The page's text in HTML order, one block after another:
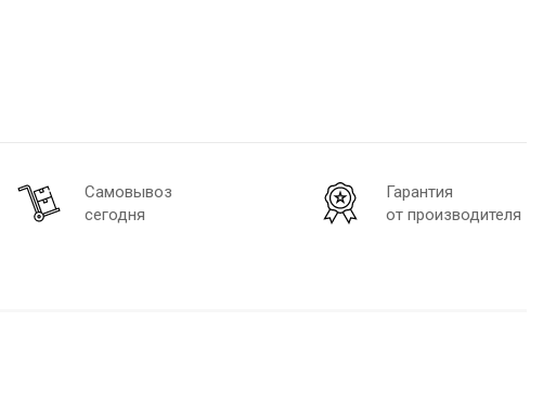
Самовывоз
сегодня
Гарантия
от производителя